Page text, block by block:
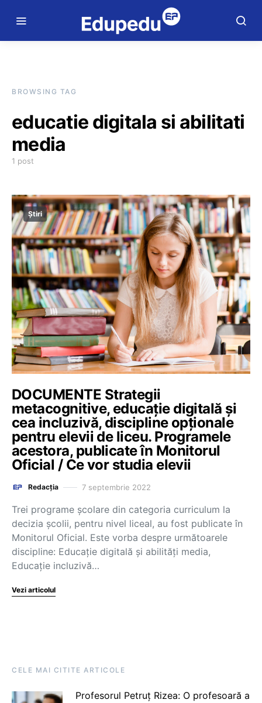
BROWSING TAG
educatie digitala si abilitati
media
1 post
Știri
DOCUMENTE Strategii
metacognitive, educație digitală și
cea incluzivă, discipline opționale
pentru elevii de liceu. Programele
acestora, publicate în Monitorul
Oficial / Ce vor studia elevii
Redacția 7 septembrie 2022
Trei programe școlare din categoria curriculum la
decizia școlii, pentru nivel liceal, au fost publicate în
Monitorul Oficial. Este vorba despre următoarele
discipline: Educație digitală și abilități media,
Educație incluzivă…
Vezi articolul
CELE MAI CITITE ARTICOLE
Profesorul Petruț Rizea: O profesoară a